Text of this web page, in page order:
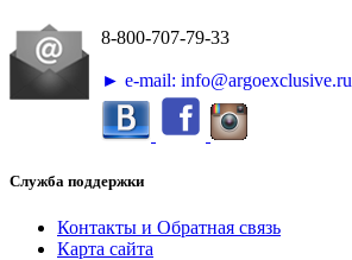
8-800-707-79-33
► e-mail: info@argoexclusive.ru
Служба поддержки
Контакты и Обратная связь
Карта сайта